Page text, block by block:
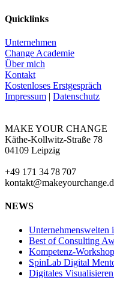
Quicklinks
Unternehmen
Change Academie
Über mich
Kontakt
Kostenloses Erstgespräch
Impressum | Datenschutz
MAKE YOUR CHANGE
Käthe-Kollwitz-Straße 78
04109 Leipzig
+49 171 34 78 707
NEWS
Unternehmenswelten
Best of Consulting
Kompetenz-Workshop
SpinLab Digital
Digitales Visualisieren